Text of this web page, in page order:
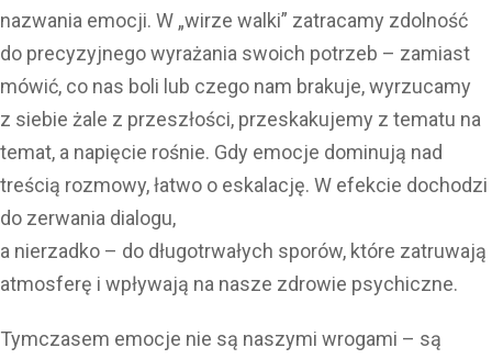
nazwania emocji. W „wirze walki” zatracamy zdolność
do precyzyjnego wyrażania swoich potrzeb – zamiast
mówić, co nas boli lub czego nam brakuje, wyrzucamy
z siebie żale z przeszłości, przeskakujemy z tematu na
temat, a napięcie rośnie. Gdy emocje dominują nad
treścią rozmowy, łatwo o eskalację. W efekcie dochodzi
do zerwania dialogu,
a nierzadko – do długotrwałych sporów, które zatruwają
atmosferę i wpływają na nasze zdrowie psychiczne.
Tymczasem emocje nie są naszymi wrogami – są